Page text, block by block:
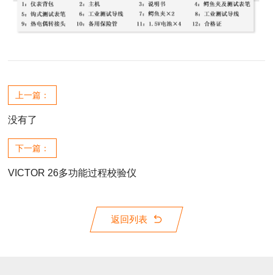
上一篇：
没有了
下一篇：
VICTOR 26多功能过程校验仪
返回列表